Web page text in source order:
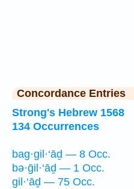
Concordance Entries
Strong's Hebrew 1568
134 Occurrences
bag·gil·‘āḏ — 8 Occ.
bə·ḡil·‘āḏ — 1 Occ.
gil·‘āḏ — 75 Occ.